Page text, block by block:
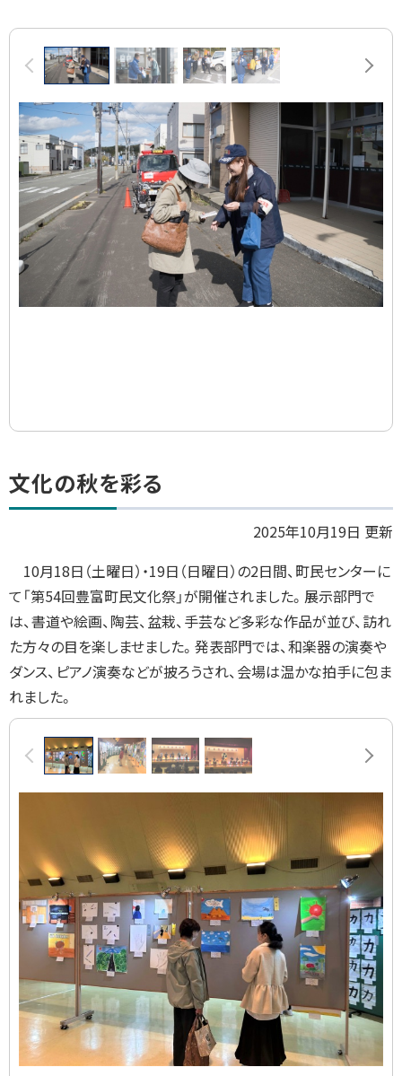
画
ラ
イ
ド
集
前へ 次へ
ト
ッ
る
文化の秋を彩る
2025年10月19日 更新
10月18日（土曜日）・19日（日曜日）の2日間、町民センターに
て「第54回豊富町民文化祭」が開催されました。展示部門で
は、書道や絵画、陶芸、盆栽、手芸など多彩な作品が並び、訪れ
た方々の目を楽しませました。発表部門では、和楽器の演奏や
ダンス、ピアノ演奏などが披ろうされ、会場は温かな拍手に包ま
れました。
画
集
前へ 次へ